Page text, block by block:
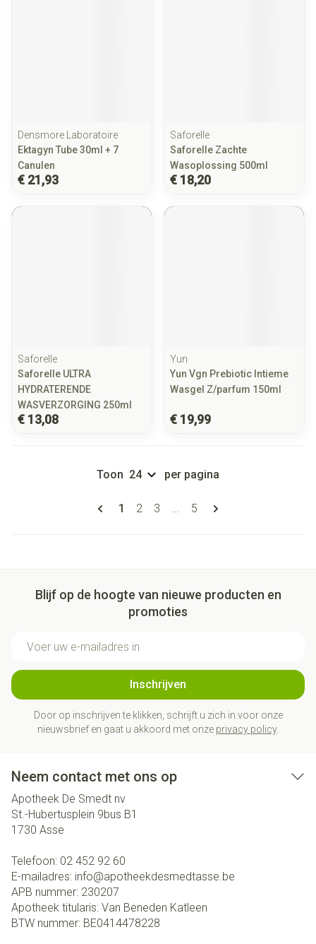
Densmore Laboratoire
Ektagyn Tube 30ml + 7
Canulen
€ 21,93
Saforelle
Saforelle Zachte
Wasoplossing 500ml
€ 18,20
Saforelle
Saforelle ULTRA
HYDRATERENDE
WASVERZORGING 250ml
€ 13,08
Yun
Yun Vgn Prebiotic Intieme
Wasgel Z/parfum 150ml
€ 19,99
Pagina's
U lees momenteel pagina
1 Pagina
2 Pagina
3 ... Pagina
5
Toon per pagina
Blijf op de hoogte van nieuwe producten en
promoties
Inschrijven
Door op inschrijven te klikken, schrijft u zich in voor onze
nieuwsbrief en gaat u akkoord met onze privacy policy.
Neem contact met ons op
Apotheek De Smedt nv
St.-Hubertusplein 9bus B1
1730 Asse
Telefoon: 02 452 92 60
E-mailadres: info@apotheekdesmedtasse.be
APB nummer: 230207
Apotheek titularis: Van Beneden Katleen
BTW nummer: BE0414478228